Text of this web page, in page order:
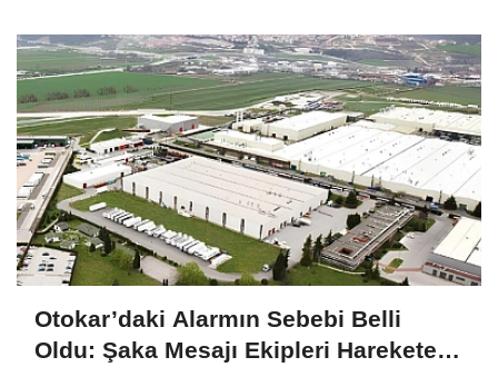
Otokar’daki Alarmın Sebebi Belli
Oldu: Şaka Mesajı Ekipleri Harekete